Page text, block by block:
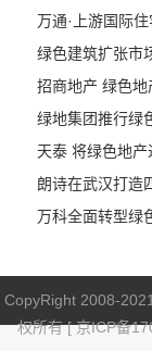
万通·上游国际
绿色建筑扩张市
招商地产 绿色
绿地集团推行绿
天泰 将绿色地产
朗诗在武汉打造
万科全面转型绿
CopyRight 2008-
权所有 [京ICP备